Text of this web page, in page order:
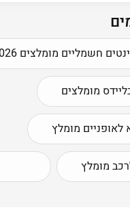
חשמליים מומלצים 2026
מומלצים
לאופניים מומלץ
מומלץ